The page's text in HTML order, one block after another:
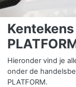
Kentekens
Hieronder vind je
onder de
PLATFORM.